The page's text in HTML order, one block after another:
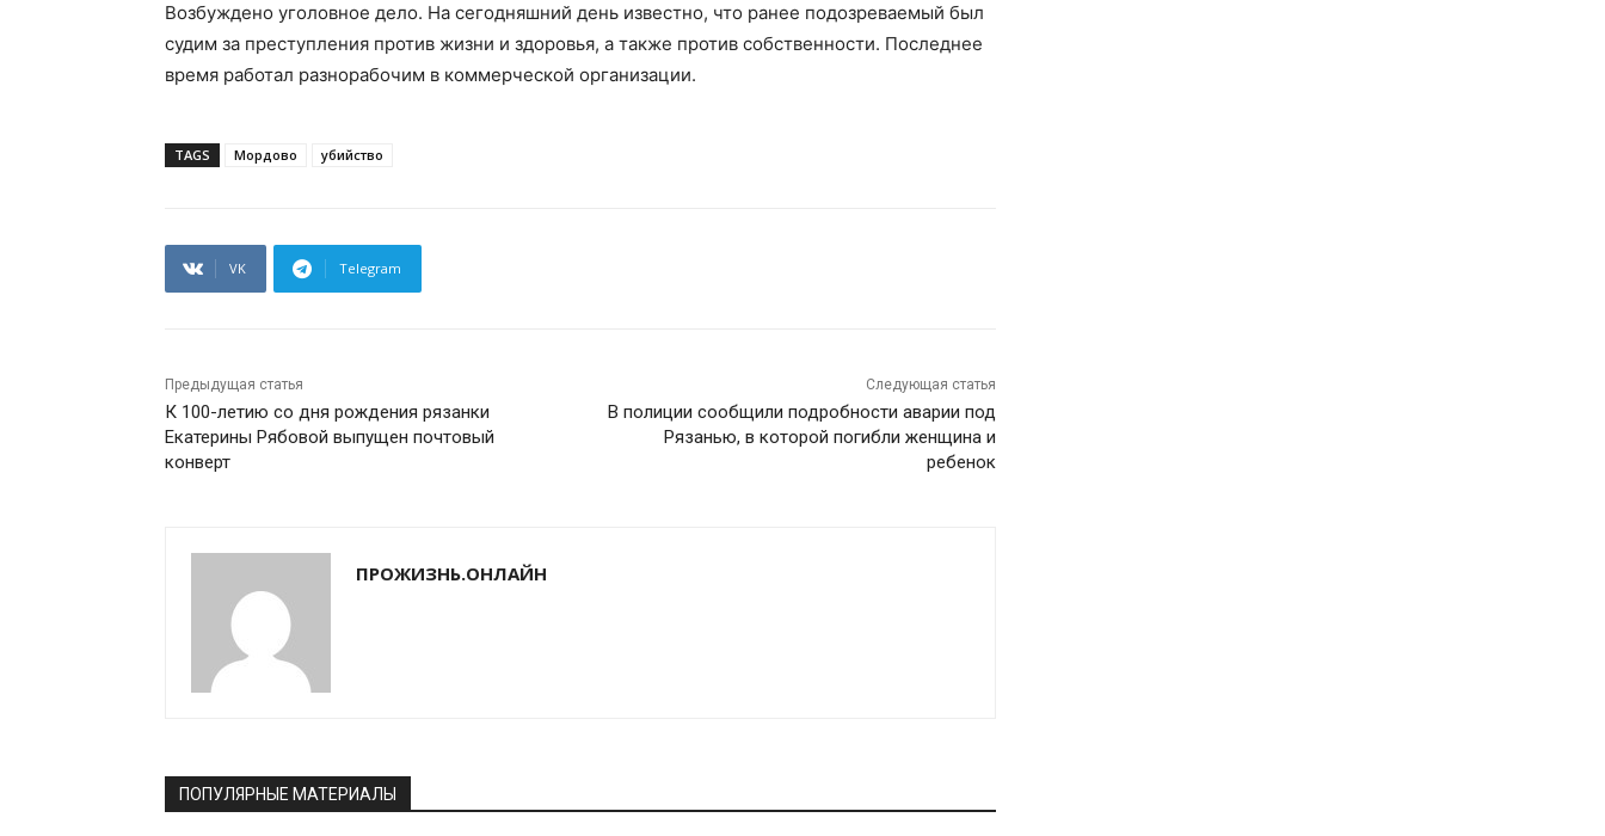
Возбуждено уголовное дело. На сегодняшний день известно, что ранее подозреваемый был
судим за преступления против жизни и здоровья, а также против собственности. Последнее
время работал разнорабочим в коммерческой организации.
TAGS Мордово убийство
VK Telegram
Предыдущая статья
К 100-летию со дня рождения рязанки
Екатерины Рябовой выпущен почтовый
конверт
Следующая статья
В полиции сообщили подробности аварии под
Рязанью, в которой погибли женщина и
ребенок
ПРОЖИЗНЬ.ОНЛАЙН
ПОПУЛЯРНЫЕ МАТЕРИАЛЫ